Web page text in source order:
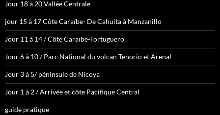
Jour 18 à 20 Vallée Centrale
jour 15 à 17 Côte Caraïbe- De Cahuita à Manzanillo
Jour 11 à 14 / Côte Caraïbe-Tortuguero
Jour 6 à 10 / Parc National du volcan Tenorio et Arenal
Jour 3 à 5/ péninsule de Nicoya
Jour 1 à 2 / Arrivée et côte Pacifique Central
guide pratique